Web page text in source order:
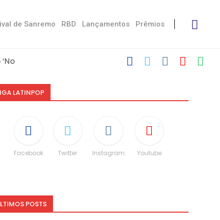
de Sanremo RBD Lançamentos Prêmios
Stress’
LATINPOP
Facebook Twitter Instagram Youtube
POSTS